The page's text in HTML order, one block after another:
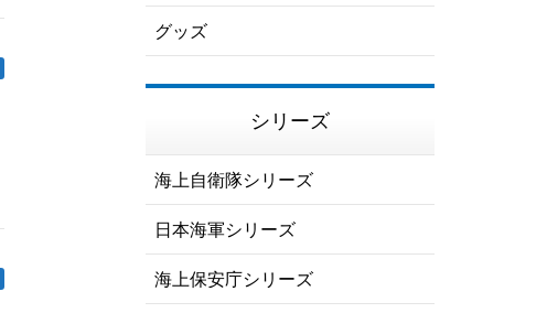
グッズ
シリーズ
海上自衛隊シリーズ
日本海軍シリーズ
海上保安庁シリーズ